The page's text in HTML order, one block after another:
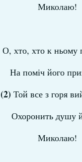
Миколаю!
О, хто, хто к ньому
На поміч його
(2) Той все з горя
Охоронить душу
Миколаю!